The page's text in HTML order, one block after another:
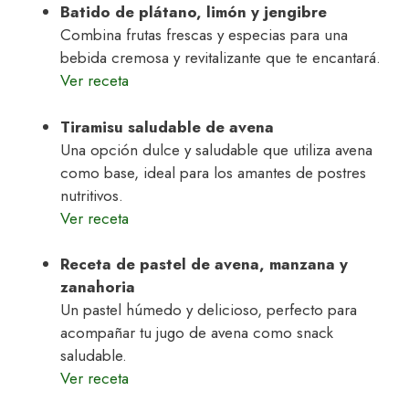
Batido de plátano, limón y jengibre
Combina frutas frescas y especias para una
bebida cremosa y revitalizante que te encantará.
Ver receta
Tiramisu saludable de avena
Una opción dulce y saludable que utiliza avena
como base, ideal para los amantes de postres
nutritivos.
Ver receta
Receta de pastel de avena, manzana y
zanahoria
Un pastel húmedo y delicioso, perfecto para
acompañar tu jugo de avena como snack
saludable.
Ver receta